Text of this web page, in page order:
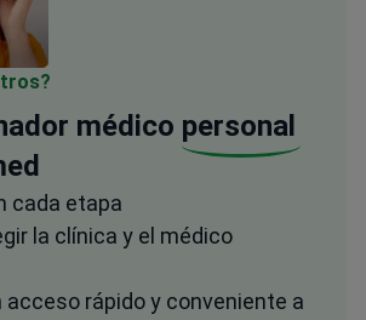
médico personal
cada etapa
la clínica y el médico
acceso rápido y conveniente a